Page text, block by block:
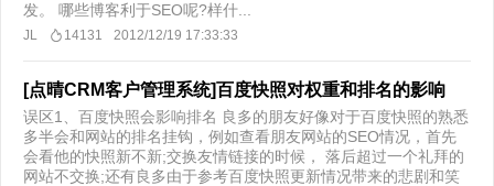
发。 哪些博客利于SEO呢?样什...
JL 14131 2012/12/19 17:33:33
[点晴CRM客户管理系统]百度快照对权重和排名的影响
误区1、百度快照会影响排名 良多的朋友好像对于百度快照的熟悉
多半会和网站的排名挂钩，例如查看朋友网站的SEO情况，首先
会看他的快照新不新;交换友情链接的时候， 落后超过一个礼拜的
网站不交换;还有良多由于参考百度快照更新情况带来的悲剧和笑